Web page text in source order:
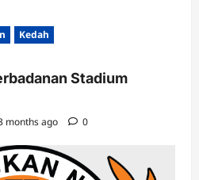
Kedah
Stadium
months ago 0